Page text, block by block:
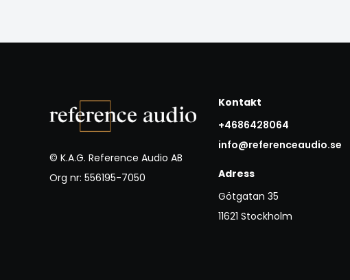
© K.A.G. Reference Audio AB
Org nr: 556195-7050
Kontakt
+4686428064
info@referenceaudio.se
Adress
Götgatan 35
11621 Stockholm